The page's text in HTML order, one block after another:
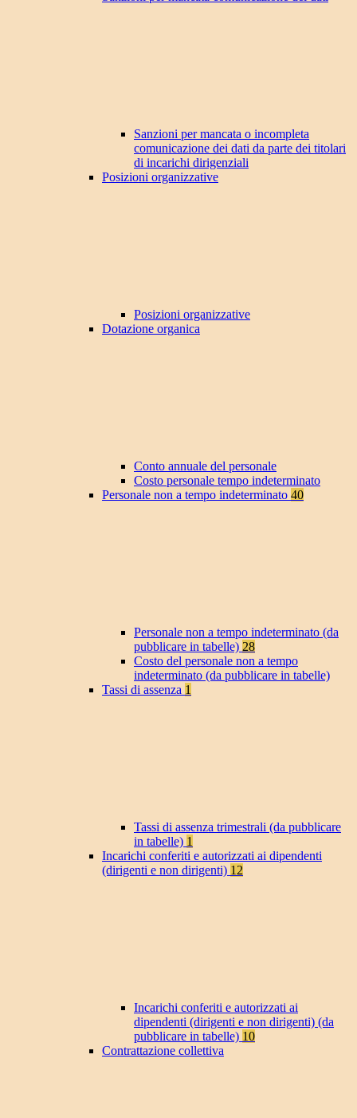
Sanzioni per mancata o incompleta
comunicazione dei dati da parte dei titolari
di incarichi dirigenziali
Posizioni organizzative
Posizioni organizzative
Dotazione organica
Conto annuale del personale
Costo personale tempo indeterminato
Personale non a tempo indeterminato 40
Personale non a tempo indeterminato (da
pubblicare in tabelle) 28
Costo del personale non a tempo
indeterminato (da pubblicare in tabelle)
Tassi di assenza 1
Tassi di assenza trimestrali (da pubblicare
in tabelle) 1
Incarichi conferiti e autorizzati ai dipendenti
(dirigenti e non dirigenti) 12
Incarichi conferiti e autorizzati ai
dipendenti (dirigenti e non dirigenti) (da
pubblicare in tabelle) 10
Contrattazione collettiva